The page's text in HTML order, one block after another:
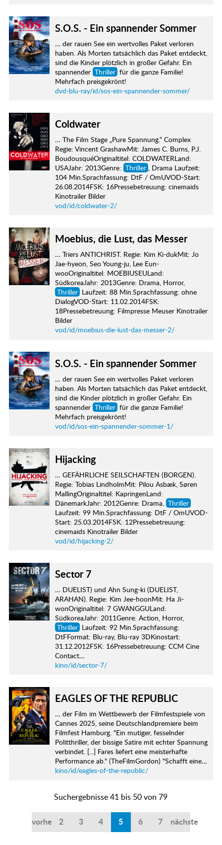
S.O.S. - Ein spannender Sommer
… der rauen See ein wertvolles Paket verloren
haben. Als Morten tatsächlich das Paket entdeckt,
sind die Kinder plötzlich in großer Gefahr. Ein
spannender Thriller für die ganze Familie!
Mehrfach preisgekrönt!
dvd-blu-ray/id/sos-ein-spannender-sommer/
Coldwater
… The Film Stage „Pure Spannung.“ Complex
Regie: Vincent GrashawMit: James C. Burns, P.J.
BoudousquéOriginaltitel: COLDWATERLand:
USAJahr: 2013Genre: Thriller , Drama Laufzeit:
104 Min.Sprachfassung: DtF / OmUVOD-Start:
26.08.2014FSK: 16Pressebetreuung: cinemaids
Kinotrailer Bilder
vod/id/coldwater-2/
Moebius, die Lust, das Messer
… Triers ANTICHRIST. Regie: Kim Ki-dukMit: Jo
Jae-hyeon, Seo Young-ju, Lee Eun-
wooOriginaltitel: MOEBIUSEULand:
SüdkoreaJahr: 2013Genre: Drama, Horror,
Thriller Laufzeit: 88 Min.Sprachfassung: ohne
DialogVOD-Start: 11.02.2014FSK:
18Pressebetreuung: Filmpresse Meuser Kinotrailer
Bilder
vod/id/moebius-die-lust-das-messer-2/
S.O.S. - Ein spannender Sommer
… der rauen See ein wertvolles Paket verloren
haben. Als Morten tatsächlich das Paket entdeckt,
sind die Kinder plötzlich in großer Gefahr. Ein
spannender Thriller für die ganze Familie!
Mehrfach preisgekrönt!
vod/id/sos-ein-spannender-sommer-1/
Hijacking
… GEFÄHRLICHE SEILSCHAFTEN (BORGEN).
Regie: Tobias LindholmMit: Pilou Asbæk, Søren
MallingOriginaltitel: KapringenLand:
DänemarkJahr: 2012Genre: Drama, Thriller
Laufzeit: 99 Min.Sprachfassung: DtF / OmUVOD-
Start: 25.03.2014FSK: 12Pressebetreuung:
cinemaids Kinotrailer Bilder
vod/id/hijacking-2/
Sector 7
… DUELIST) und Ahn Sung-ki (DUELIST,
ARAHAN). Regie: Kim Jee-hoonMit: Ha Ji-
wonOriginaltitel: 7 GWANGGULand:
SüdkoreaJahr: 2011Genre: Action, Horror,
Thriller Laufzeit: 92 Min.Sprachfassung:
DtFFormat: Blu-ray, Blu-ray 3DKinostart:
31.12.2012FSK: 16Pressebetreuung: CCM Cine
Contact…
kino/id/sector-7/
EAGLES OF THE REPUBLIC
… der Film im Wettbewerb der Filmfestspiele von
Cannes 2025, seine Deutschlandpremiere beim
Filmfest Hamburg. "Ein mutiger, fesselnder
Politthriller, der bissige Satire mit echter Spannung
verbindet. [...] Fares liefert eine meisterhafte
Performance ab." (TheFilmGordon) "Schafft eine…
kino/id/eagles-of-the-republic/
Suchergebnisse 41 bis 50 von 79
vorherige
2 3 4 5 6 7 nächste